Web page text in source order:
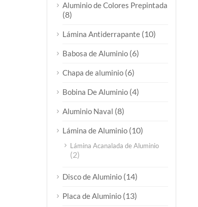
Aluminio de Colores Prepintada
(8)
Lámina Antiderrapante (10)
Babosa de Aluminio (6)
Chapa de aluminio (6)
Bobina De Aluminio (4)
Aluminio Naval (8)
Lámina de Aluminio (10)
Lámina Acanalada de Aluminio
(2)
Disco de Aluminio (14)
Placa de Aluminio (13)